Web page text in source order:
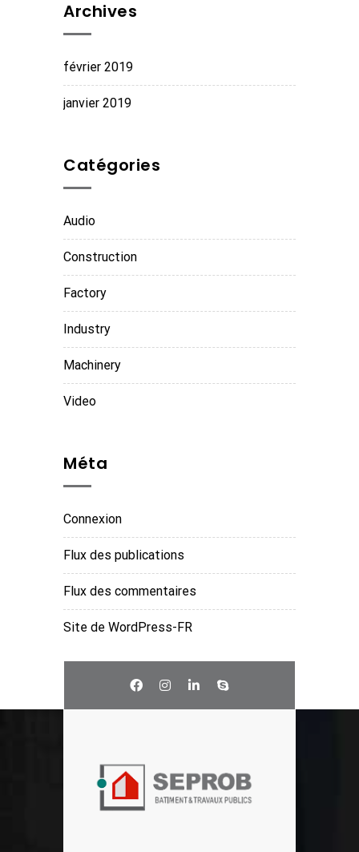
Archives
février 2019
janvier 2019
Catégories
Audio
Construction
Factory
Industry
Machinery
Video
Méta
Connexion
Flux des publications
Flux des commentaires
Site de WordPress-FR